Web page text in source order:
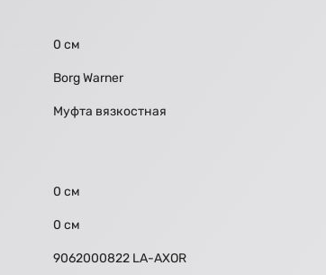
0 см
Borg Warner
Муфта вязкостная
0 см
0 см
9062000822 LA-AXOR